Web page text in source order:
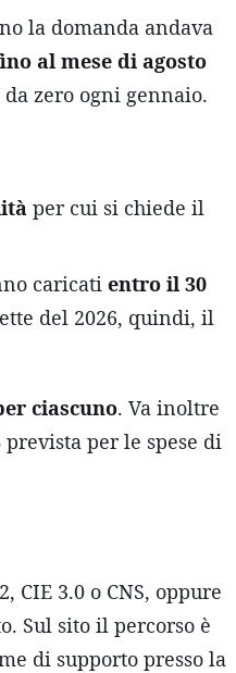
la domanda andava
al mese di agosto
zero ogni gennaio.
per cui si chiede il
caricati entro il 30
del 2026, quindi, il
ciascuno. Va inoltre
per le spese di
CIE 3.0 o CNS, oppure
Sul sito il percorso è
di supporto presso la